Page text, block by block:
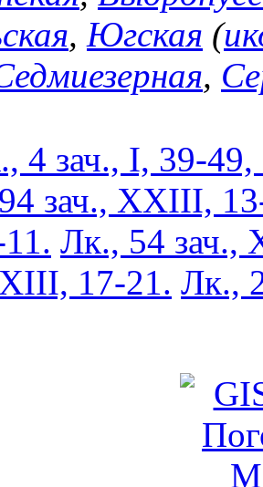
, Югская (
,
4 зач., I, 39-49,
зач., XXIII,
Лк., 54 зач.,
17-21. Лк.,